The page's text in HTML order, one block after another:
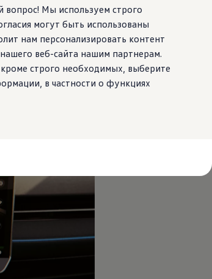
вопрос! Мы используем строго
могут быть использованы
нам персонализировать контент
веб-сайта нашим партнерам.
кроме строго необходимых, выберите
в частности о функциях